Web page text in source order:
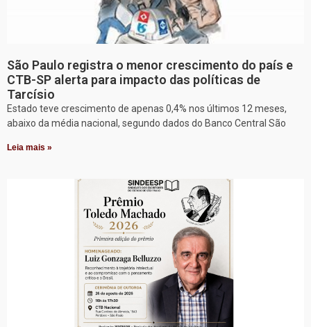
São Paulo registra o menor crescimento do país e
CTB-SP alerta para impacto das políticas de
Tarcísio
Estado teve crescimento de apenas 0,4% nos últimos 12 meses,
abaixo da média nacional, segundo dados do Banco Central São
Leia mais »